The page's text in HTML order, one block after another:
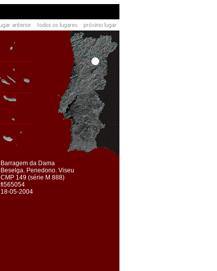
Barragem da Dama
Beselga. Penedono. Viseu
CMP 149 (série M 888)
fi565054
18-05-2004